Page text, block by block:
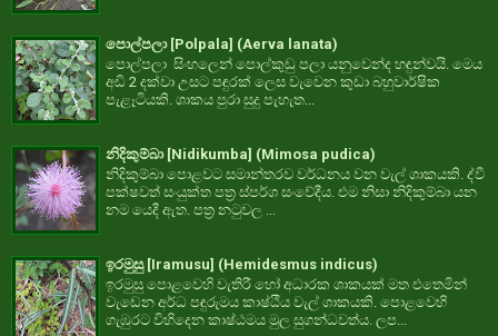
පොල්පලා [Polpala] (Aerva lanata)
පොල්පලා සිංහලෙන් පොල්කුඩු පලා යනුවෙන්ද හඳුන්වයි. මෙය
අඩි 2 දක්වා උසට පඳුරක් ලෙස වැවෙන කුඩා බහුවාර්ෂික
පැළෑටියකි. ශාකය පුරා සුදු පැහැත...
නිදිකුම්බා [Nidikumba] (Mimosa pudica)
නිදිකුම්බා පොළවට සමාන්තරව වර්ධනය වන වැල් ශාකයකි. ද්වී
පක්ෂවත් සංයුක්ත පත්‍ර ස්පර්ශ සංවේදීය. එම නිසා නිදිකුම්බා යන
නම යෙදී ඇත. පත්‍ර නටුවල ...
ඉරමුසු [Iramusu] (Hemidesmus indicus)
ඉරමුසු පොළවෙහි වැතිරී හෝ අධාරක ශාකයක් මත එතෙමින්
වැඩෙන අර්ධ පඳුරුමය කාෂ්ඨීය වැල් ශාකයකි. පොළවෙහි
ගැඹුරට විහිදෙන කාෂ්ඨමය මුල සුගන්ධවත්ය. ලප...